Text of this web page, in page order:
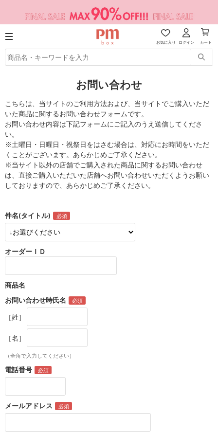
お気に入り ログイン カート
お問い合わせ
こちらは、当サイトのご利用方法および、当サイトでご購入いただ
いた商品に関するお問い合わせフォームです。
お問い合わせ内容は下記フォームにご記入のうえ送信してくださ
い。
※土曜日・日曜日・祝祭日をはさむ場合は、対応にお時間をいただ
くことがございます。あらかじめご了承ください。
※当サイト以外の店舗でご購入された商品に関するお問い合わせ
は、直接ご購入いただいた店舗へお問い合わせいただくようお願い
しておりますので、あらかじめご了承ください。
件名(タイトル)
オーダーＩＤ
商品名
お問い合わせ時氏名
［姓］
［名］
（全角で入力してください）
電話番号
メールアドレス